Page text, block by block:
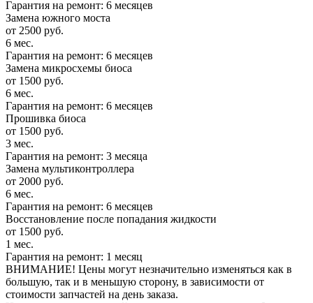
Гарантия на ремонт: 6 месяцев
Замена южного моста
от 2500 руб.
6 мес.
Гарантия на ремонт: 6 месяцев
Замена микросхемы биоса
от 1500 руб.
6 мес.
Гарантия на ремонт: 6 месяцев
Прошивка биоса
от 1500 руб.
3 мес.
Гарантия на ремонт: 3 месяца
Замена мультиконтроллера
от 2000 руб.
6 мес.
Гарантия на ремонт: 6 месяцев
Восстановление после попадания жидкости
от 1500 руб.
1 мес.
Гарантия на ремонт: 1 месяц
ВНИМАНИЕ! Цены могут незначительно изменяться как в
большую, так и в меньшую сторону, в зависимости от
стоимости запчастей на день заказа.